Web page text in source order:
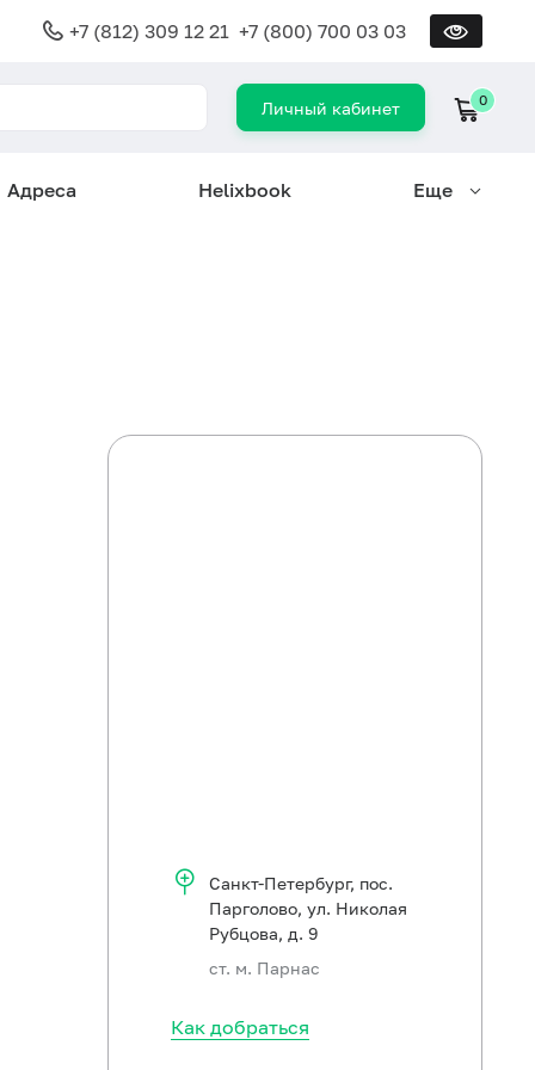
+7 (812) 309 12 21 +7 (800) 700 03 03
Личный кабинет 0
Адреса Helixbook Еще
Санкт-Петербург, пос.
Парголово, ул. Николая
Рубцова, д. 9
ст. м. Парнас
Как добраться